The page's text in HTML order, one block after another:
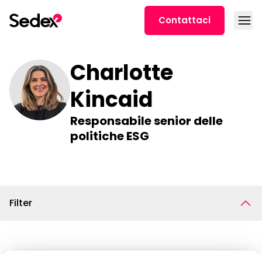
Contattaci
Charlotte
Kincaid
Responsabile senior delle
politiche ESG
Filter